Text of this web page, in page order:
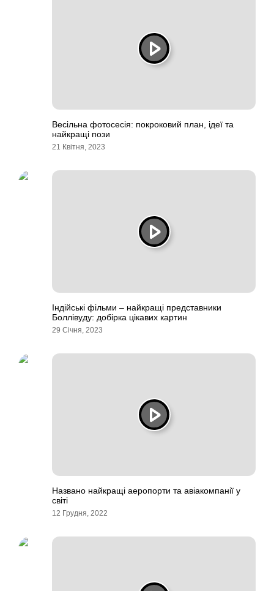
Весільна фотосесія: покроковий план, ідеї та
найкращі пози
21 Квітня, 2023
Індійські фільми – найкращі представники
Боллівуду: добірка цікавих картин
29 Січня, 2023
Названо найкращі аеропорти та авіакомпанії у
світі
12 Грудня, 2022